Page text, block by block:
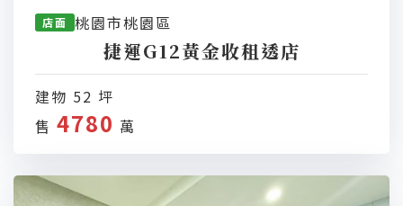
店面 桃園市桃園區
捷運G12黃金收租透店
建物 52 坪
售 4780 萬